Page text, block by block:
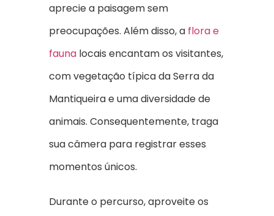
aprecie a paisagem sem
preocupações. Além disso, a flora e
fauna locais encantam os visitantes,
com vegetação típica da Serra da
Mantiqueira e uma diversidade de
animais. Consequentemente, traga
sua câmera para registrar esses
momentos únicos.
Durante o percurso, aproveite os